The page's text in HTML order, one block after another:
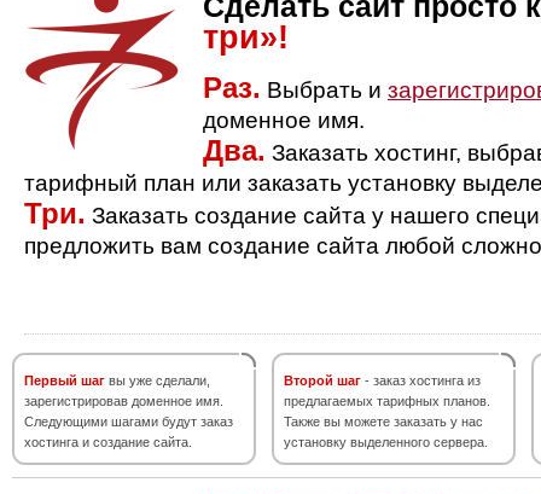
Сделать сайт просто
три»!
Раз. Выбрать и
доменное имя.
Два. Заказать хостинг,
тарифный план или заказать установку
Три. Заказать создание сайта у нашего
предложить вам создание сайта любой
Первый шаг вы уже сделали,
зарегистрировав доменное имя.
Следующими шагами будут заказ
хостинга и создание сайта.
Второй шаг - заказ хостинга из
предлагаемых тарифных планов.
Также вы можете заказать у нас
установку выделенного сервера.